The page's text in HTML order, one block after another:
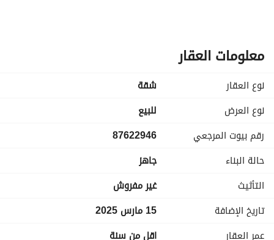
شقة رقم B5
دورة مياه - صالة - مجلس
الدور الأول: غرفتين نوم - غرفة نوم ماستر - صالة - دورتين مياه
معلومات العقار
نوع العقار
شقة
نوع العرض
للبيع
رقم بيوت المرجعي
87622946
حالة البناء
جاهز
التأثيث
غير مفروش
تاريخ الإضافة
15 مارس 2025
عمر العقار
اقل من سنة